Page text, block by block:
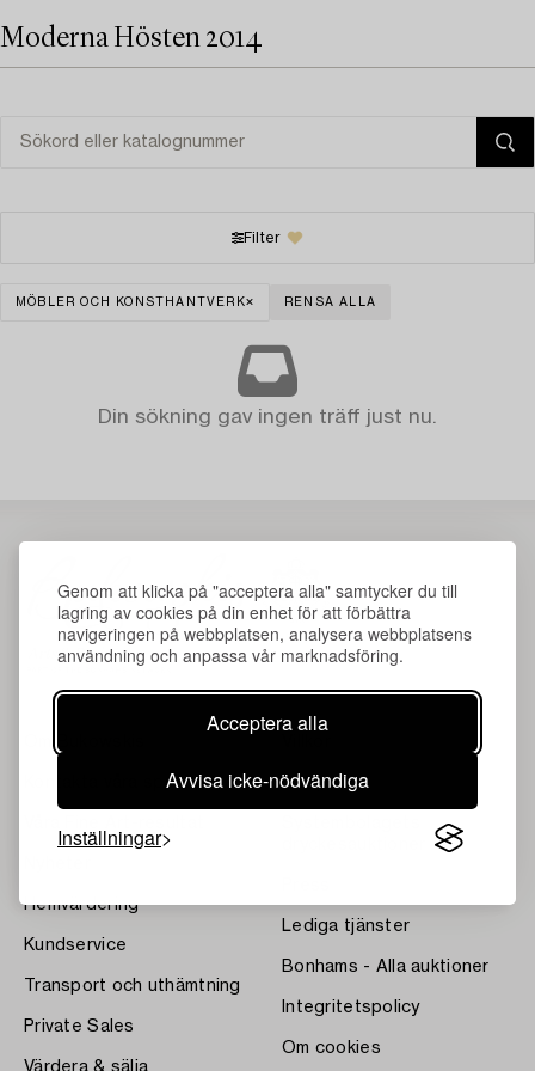
Genom att klicka på "acceptera alla" samtycker du till
lagring av cookies på din enhet för att förbättra
navigeringen på webbplatsen, analysera webbplatsens
användning och anpassa vår marknadsföring.
Acceptera alla
Avvisa icke-nödvändiga
Inställningar
Moderna Hösten 2014
Filter
MÖBLER OCH KONSTHANTVERK RENSA ALLA
Din sökning gav ingen träff just nu.
Kontakta våra specialister
Hemvärdering
Kundservice
Transport och uthämtning
Private Sales
Värdera & sälja
Bukipedia
Lediga tjänster
Bonhams - Alla auktioner
Integritetspolicy
Om cookies